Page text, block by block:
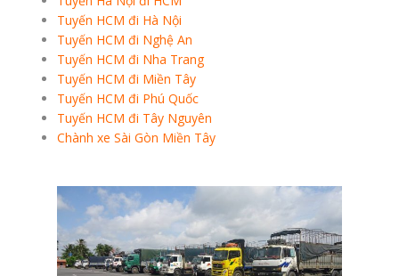
Tuyến HCM đi Hà Nội
Tuyến HCM đi Nghệ An
Tuyến HCM đi Nha Trang
Tuyến HCM đi Miền Tây
Tuyến HCM đi Phú Quốc
Tuyến HCM đi Tây Nguyên
Chành xe Sài Gòn Miền Tây